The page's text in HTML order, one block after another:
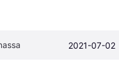
2021-07-02